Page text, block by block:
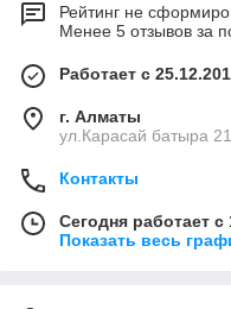
Рейтинг не
Менее 5 отзывов за
Работает с
г. Алматы
ул.Карасай батыра
Контакты
Сегодня работает с
Показать весь